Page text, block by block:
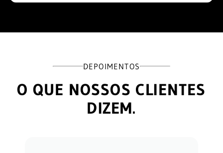
DEPOIMENTOS
O QUE NOSSOS CLIENTES
DIZEM.